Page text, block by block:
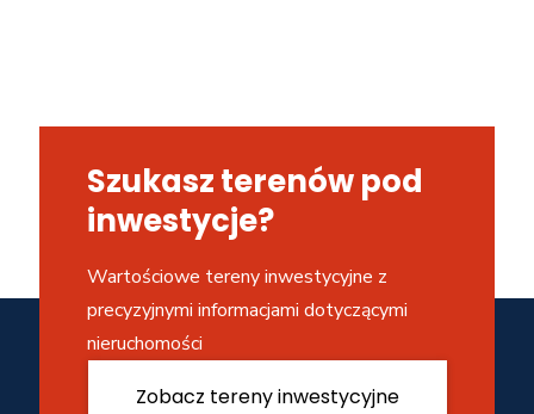
Szukasz terenów pod
inwestycje?
Wartościowe tereny inwestycyjne z
precyzyjnymi informacjami dotyczącymi
nieruchomości
Zobacz tereny inwestycyjne